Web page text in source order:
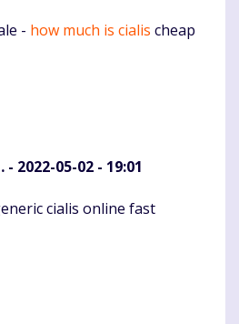
- how much is cialis cheap
- 2022-05-02 - 19:01
cialis online fast